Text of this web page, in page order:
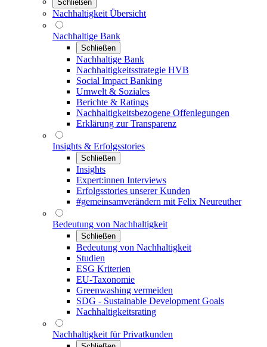
Schließen
Nachhaltigkeit Übersicht
Nachhaltige Bank
Schließen
Nachhaltige Bank
Nachhaltigkeitsstrategie HVB
Social Impact Banking
Umwelt & Soziales
Berichte & Ratings
Nachhaltigkeitsbezogene Offenlegungen
Erklärung zur Transparenz
Insights & Erfolgsstories
Schließen
Insights
Expert:innen Interviews
Erfolgsstories unserer Kunden
#gemeinsamverändern mit Felix Neureuther
Bedeutung von Nachhaltigkeit
Schließen
Bedeutung von Nachhaltigkeit
Studien
ESG Kriterien
EU-Taxonomie
Greenwashing vermeiden
SDG - Sustainable Development Goals
Nachhaltigkeitsrating
Nachhaltigkeit für Privatkunden